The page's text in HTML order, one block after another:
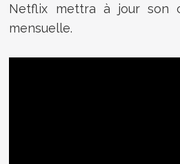
Netflix mettra à jour son
mensuelle.